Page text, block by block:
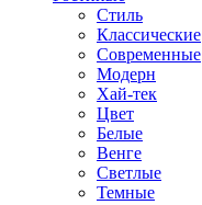
Стиль
Классические
Современные
Модерн
Хай-тек
Цвет
Белые
Венге
Светлые
Темные